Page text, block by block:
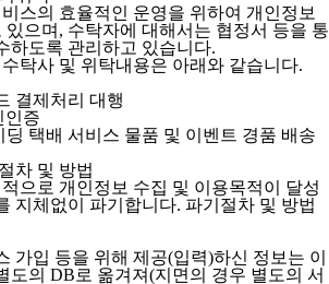
스의 효율적인 운영을 위하여 개인정보
으며, 수탁자에 대해서는 협정서 등을 통
하도록 관리하고 있습니다.
탁사 및 위탁내용은 아래와 같습니다.
결제처리 대행
인증
택배 서비스 물품 및 이벤트 경품 배송
차 및 방법
으로 개인정보 수집 및 이용목적이 달성
지체없이 파기합니다. 파기절차 및 방법
가입 등을 위해 제공(입력)하신 정보는 이
도의 DB로 옮겨져(지면의 경우 별도의 서